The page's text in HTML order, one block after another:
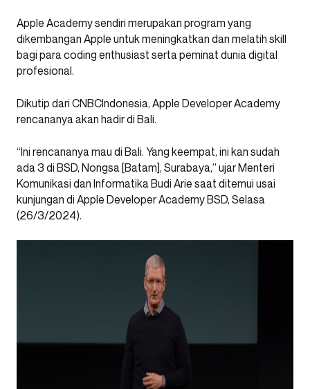
Apple Academy sendiri merupakan program yang
dikembangan Apple untuk meningkatkan dan melatih skill
bagi para coding enthusiast serta peminat dunia digital
profesional.
Dikutip dari CNBCIndonesia, Apple Developer Academy
rencananya akan hadir di Bali.
“Ini rencananya mau di Bali. Yang keempat, ini kan sudah
ada 3 di BSD, Nongsa [Batam], Surabaya,” ujar Menteri
Komunikasi dan Informatika Budi Arie saat ditemui usai
kunjungan di Apple Developer Academy BSD, Selasa
(26/3/2024).